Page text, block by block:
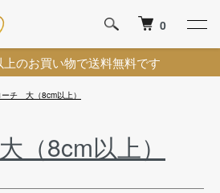
上のお買い物で送料無料です
0
ーチ 大（8cm以上）
8cm以上）